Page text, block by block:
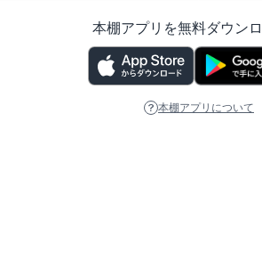
本棚アプリを無料ダウンロ
本棚アプリについて